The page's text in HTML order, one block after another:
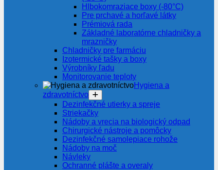
Hlbokomraziace boxy (-80°C)
Pre prchavé a horľavé látky
Prémiová rada
Základné laboratórne chladničky a
mrazničky
Chladničky pre farmáciu
Izotermické tašky a boxy
Výrobníky ľadu
Monitorovanie teploty
Hygiena a
zdravotníctvo
Dezinfekčné utierky a spreje
Striekačky
Nádoby a vrecia na biologický odpad
Chirurgické nástroje a pomôcky
Dezinfekčné samolepiace rohože
Nádoby na moč
Návleky
Ochranné plášte a overaly